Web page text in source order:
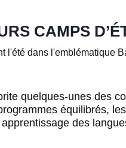
CAMPS
quelques-unes des
équilibrés,
des